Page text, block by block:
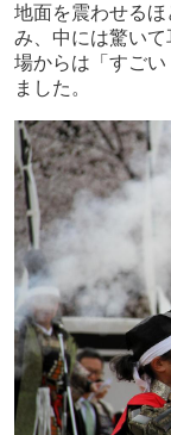
地面を震わせる
み、中には驚い
場からは「すご
ました。